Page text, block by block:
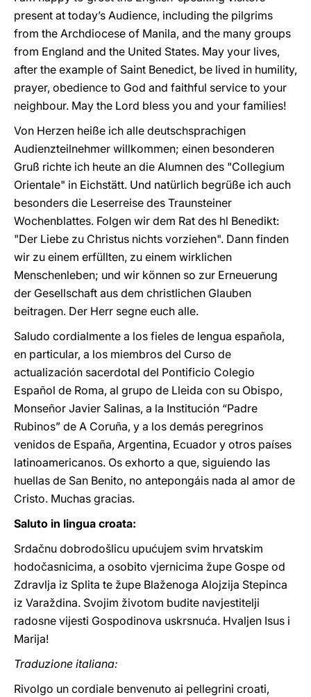
present at today’s Audience, including the pilgrims
from the Archdiocese of Manila, and the many groups
from England and the United States. May your lives,
after the example of Saint Benedict, be lived in humility,
prayer, obedience to God and faithful service to your
neighbour. May the Lord bless you and your families!
Von Herzen heiße ich alle deutschsprachigen
Audienzteilnehmer willkommen; einen besonderen
Gruß richte ich heute an die Alumnen des "Collegium
Orientale" in Eichstätt. Und natürlich begrüße ich auch
besonders die Leserreise des Traunsteiner
Wochenblattes. Folgen wir dem Rat des hl Benedikt:
"Der Liebe zu Christus nichts vorziehen". Dann finden
wir zu einem erfüllten, zu einem wirklichen
Menschenleben; und wir können so zur Erneuerung
der Gesellschaft aus dem christlichen Glauben
beitragen. Der Herr segne euch alle.
Saludo cordialmente a los fieles de lengua española,
en particular, a los miembros del Curso de
actualización sacerdotal del Pontificio Colegio
Español de Roma, al grupo de Lleida con su Obispo,
Monseñor Javier Salinas, a la Institución “Padre
Rubinos” de A Coruña, y a los demás peregrinos
venidos de España, Argentina, Ecuador y otros países
latinoamericanos. Os exhorto a que, siguiendo las
huellas de San Benito, no antepongáis nada al amor de
Cristo. Muchas gracias.
Saluto in lingua croata:
Srdačnu dobrodošlicu upućujem svim hrvatskim
hodočasnicima, a osobito vjernicima župe Gospe od
Zdravlja iz Splita te župe Blaženoga Alojzija Stepinca
iz Varaždina. Svojim životom budite navjestitelji
radosne vijesti Gospodinova uskrsnuća. Hvaljen Isus i
Marija!
Traduzione italiana:
Rivolgo un cordiale benvenuto ai pellegrini croati,